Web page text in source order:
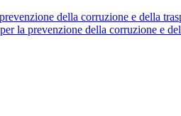
della corruzione e della
la prevenzione della corruzione e